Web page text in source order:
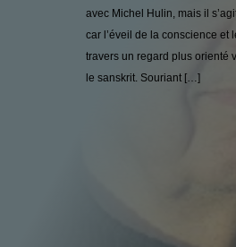
avec Michel Hulin, mais il
car l’éveil de la conscience et
travers un regard plus orienté
le sanskrit. Souriant […]